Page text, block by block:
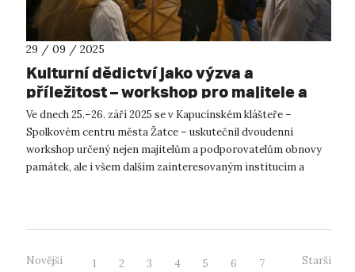
29 / 09 / 2025
Kulturní dědictví jako výzva a
příležitost – workshop pro majitele a
podporovatele obnovy památek
Ve dnech 25.–26. září 2025 se v Kapucínském klášteře –
Spolkovém centru města Žatce – uskutečnil dvoudenní
workshop určený nejen majitelům a podporovatelům obnovy
památek, ale i všem dalším zainteresovaným institucím a
Novější 1 2 3 4 5 6
7
Starší